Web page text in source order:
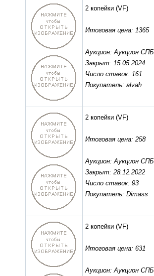
2 копейки (VF)
Итоговая цена: 1365
Аукцион: Аукцион СПБ
Закрыт: 15.05.2024
Число ставок: 161
Покупатель: alvah
2 копейки (VF)
Итоговая цена: 258
Аукцион: Аукцион СПБ
Закрыт: 28.12.2022
Число ставок: 93
Покупатель: Dimass
2 копейки (VF)
Итоговая цена: 631
Аукцион: Аукцион СПБ